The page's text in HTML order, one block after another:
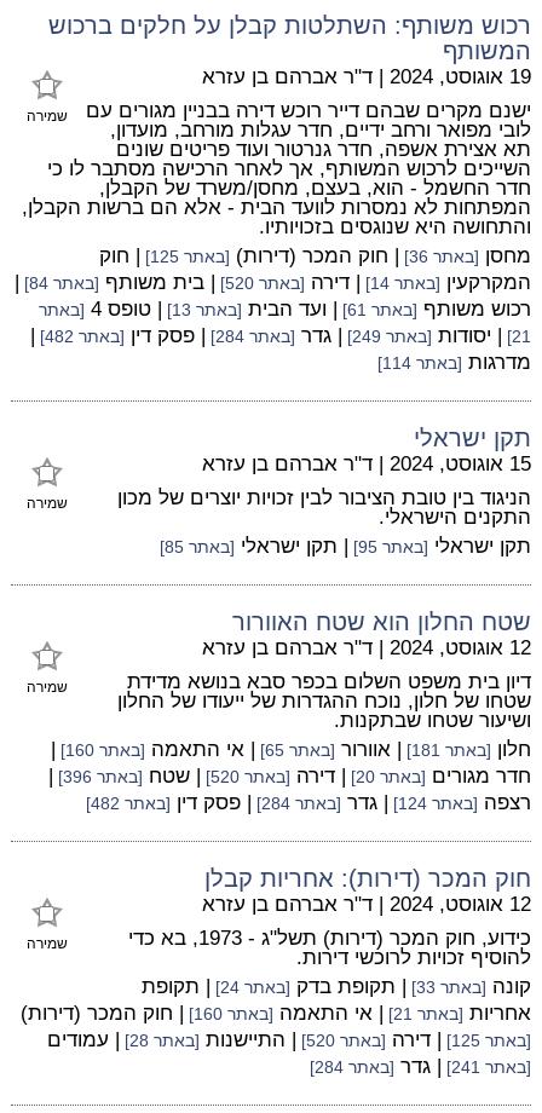
רכוש משותף: השתלטות קבלן על חלקים ברכוש
המשותף
שמירה
19 אוגוסט, 2024 | ד"ר אברהם בן עזרא
ישנם מקרים שבהם דייר רוכש דירה בבניין מגורים עם
לובי מפואר ורחב ידיים, חדר עגלות מורחב, מועדון,
תא אצירת אשפה, חדר גנרטור ועוד פריטים שונים
השייכים לרכוש המשותף, אך לאחר הרכישה מסתבר לו כי
חדר החשמל - הוא, בעצם, מחסן/משרד של הקבלן,
המפתחות לא נמסרות לוועד הבית - אלא הם ברשות הקבלן,
והתחושה היא שנוגסים בזכויותיו.
מחסן [באתר 36] | חוק המכר (דירות) [באתר 125]
| חוק
המקרקעין [באתר 14] | דירה [באתר 520] | בית משותף [באתר 84]
|
רכוש משותף [באתר 61] | ועד הבית [באתר 13] | טופס 4
[באתר
21]
| יסודות [באתר 249] | גדר [באתר 284] | פסק דין [באתר 482]
|
מדרגות [באתר 114]
תקן ישראלי
שמירה
15 אוגוסט, 2024 | ד"ר אברהם בן עזרא
הניגוד בין טובת הציבור לבין זכויות יוצרים של מכון
התקנים הישראלי.
תקן ישראלי [באתר 95] | תקן ישראלי [באתר 85]
שטח החלון הוא שטח האוורור
שמירה
12 אוגוסט, 2024 | ד"ר אברהם בן עזרא
דיון בית משפט השלום בכפר סבא בנושא מדידת
שטחו של חלון, נוכח ההגדרות של ייעודו של החלון
ושיעור שטחו שבתקנות.
חלון [באתר 181] | אוורור [באתר 65] | אי התאמה [באתר 160]
|
חדר מגורים [באתר 20] | דירה [באתר 520] | שטח [באתר 396]
|
רצפה [באתר 124] | גדר [באתר 284] | פסק דין [באתר 482]
חוק המכר (דירות): אחריות קבלן
שמירה
12 אוגוסט, 2024 | ד"ר אברהם בן עזרא
כידוע, חוק המכר (דירות) תשל"ג - 1973, בא כדי
להוסיף זכויות לרוכשי דירות.
קונה [באתר 33] | תקופת בדק [באתר 24]
| תקופת
אחריות [באתר 21] | אי התאמה [באתר 160] | חוק המכר (דירות)
[באתר 125] | דירה [באתר 520] | התיישנות [באתר 28] | עמודים
[באתר 241] | גדר [באתר 284]